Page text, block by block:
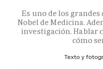
Es uno de los
Nobel de Medicina.
investigación. Hablar
cómo
Texto y